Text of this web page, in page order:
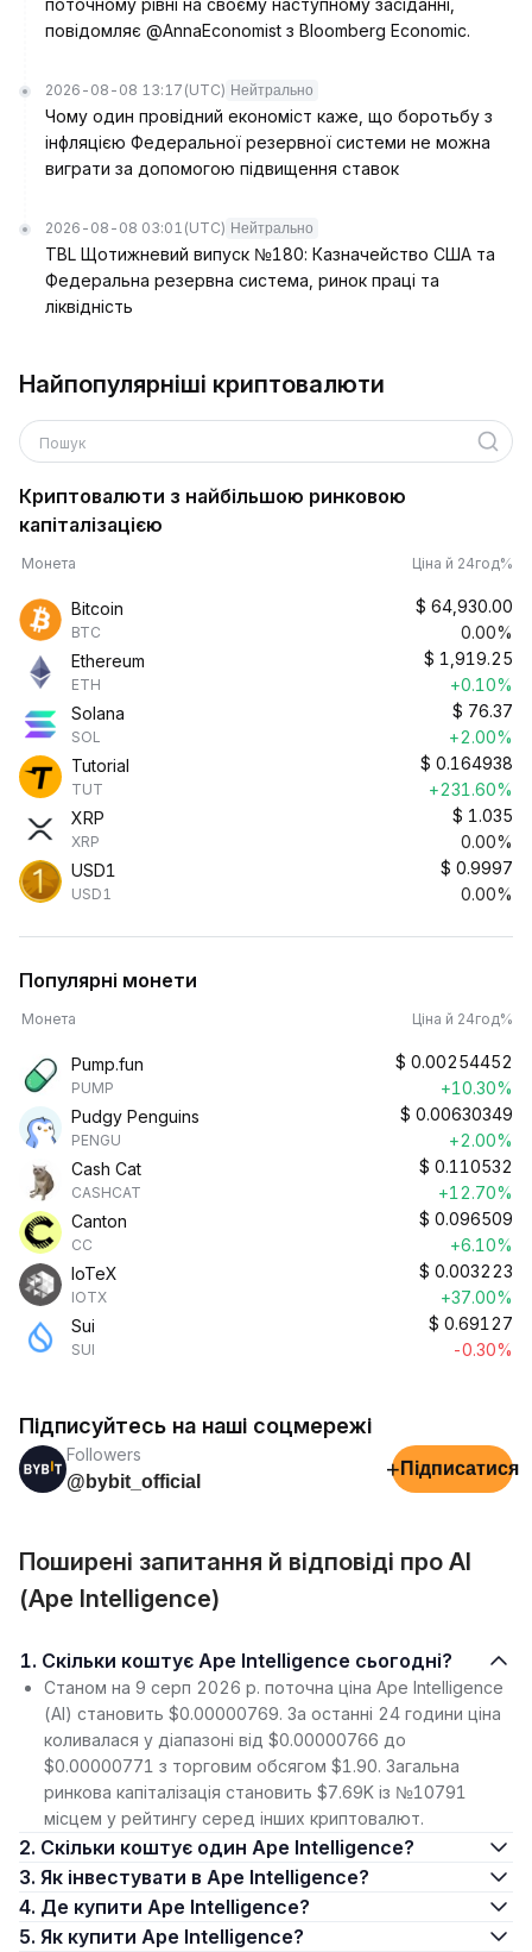
поточному рівні на своєму наступному засіданні,
повідомляє @AnnaEconomist з Bloomberg Economic.
2026-08-08 13:17 (UTC) Нейтрально
Чому один провідний економіст каже, що боротьбу з
інфляцією Федеральної резервної системи не можна
виграти за допомогою підвищення ставок
2026-08-08 03:01 (UTC) Нейтрально
TBL Щотижневий випуск №180: Казначейство США та
Федеральна резервна система, ринок праці та
ліквідність
Найпопулярніші криптовалюти
Пошук
Криптовалюти з найбільшою ринковою
капіталізацією
Монета Ціна й 24год%
Bitcoin
BTC
$ 64,930.00
0.00%
Ethereum
ETH
$ 1,919.25
+0.10%
Solana
SOL
$ 76.37
+2.00%
Tutorial
TUT
$ 0.164938
+231.60%
XRP
XRP
$ 1.035
0.00%
USD1
USD1
$ 0.9997
0.00%
Популярні монети
Монета Ціна й 24год%
Pump.fun
PUMP
$ 0.00254452
+10.30%
Pudgy Penguins
PENGU
$ 0.00630349
+2.00%
Cash Cat
CASHCAT
$ 0.110532
+12.70%
Canton
CC
$ 0.096509
+6.10%
IoTeX
IOTX
$ 0.003223
+37.00%
Sui
SUI
$ 0.69127
-0.30%
Підписуйтесь на наші соцмережі
Followers
@bybit_official
+ Підписатися
Поширені запитання й відповіді про AI
(Ape Intelligence)
1. Скільки коштує Ape Intelligence сьогодні?
Станом на 9 серп 2026 р. поточна ціна Ape Intelligence
(AI) становить $0.00000769. За останні 24 години ціна
коливалася у діапазоні від $0.00000766 до
$0.00000771 з торговим обсягом $1.90. Загальна
ринкова капіталізація становить $7.69K із №10791
місцем у рейтингу серед інших криптовалют.
2. Скільки коштує один Ape Intelligence?
3. Як інвестувати в Ape Intelligence?
4. Де купити Ape Intelligence?
5. Як купити Ape Intelligence?